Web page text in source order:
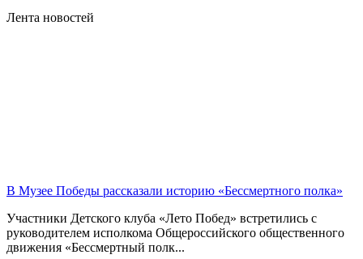
Лента новостей
В Музее Победы рассказали историю «Бессмертного полка»
Участники Детского клуба «Лето Побед» встретились с
руководителем исполкома Общероссийского общественного
движения «Бессмертный полк...